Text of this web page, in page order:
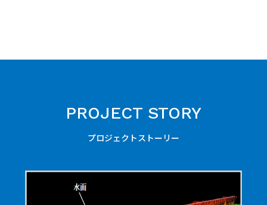
PROJECT STORY
プロジェクトストーリー